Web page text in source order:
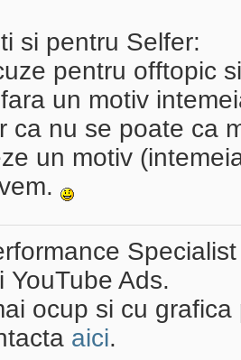
si pentru Selfer:
pentru offtopic
un motiv
ca nu se poate ca
un motiv
YouTube Ads.
ocup si cu
aici.